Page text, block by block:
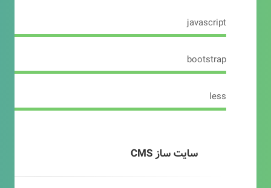
javascript
bootstrap
less
سایت ساز CMS